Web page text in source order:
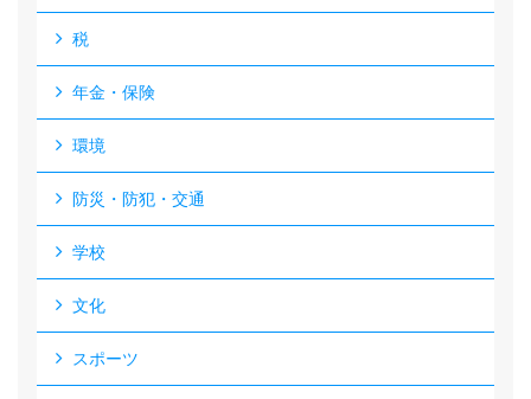
税
年金・保険
環境
防災・防犯・交通
学校
文化
スポーツ